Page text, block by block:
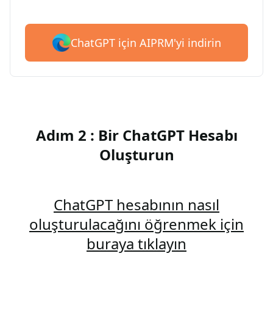
ChatGPT için AIPRM'yi indirin
Adım 2 : Bir ChatGPT Hesabı
Oluşturun
ChatGPT hesabının nasıl
oluşturulacağını öğrenmek için
buraya tıklayın